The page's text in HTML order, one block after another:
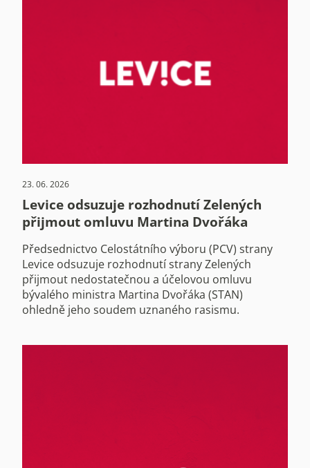
23. 06. 2026
Levice odsuzuje rozhodnutí Zelených
přijmout omluvu Martina Dvořáka
Předsednictvo Celostátního výboru (PCV) strany
Levice odsuzuje rozhodnutí strany Zelených
přijmout nedostatečnou a účelovou omluvu
bývalého ministra Martina Dvořáka (STAN)
ohledně jeho soudem uznaného rasismu.